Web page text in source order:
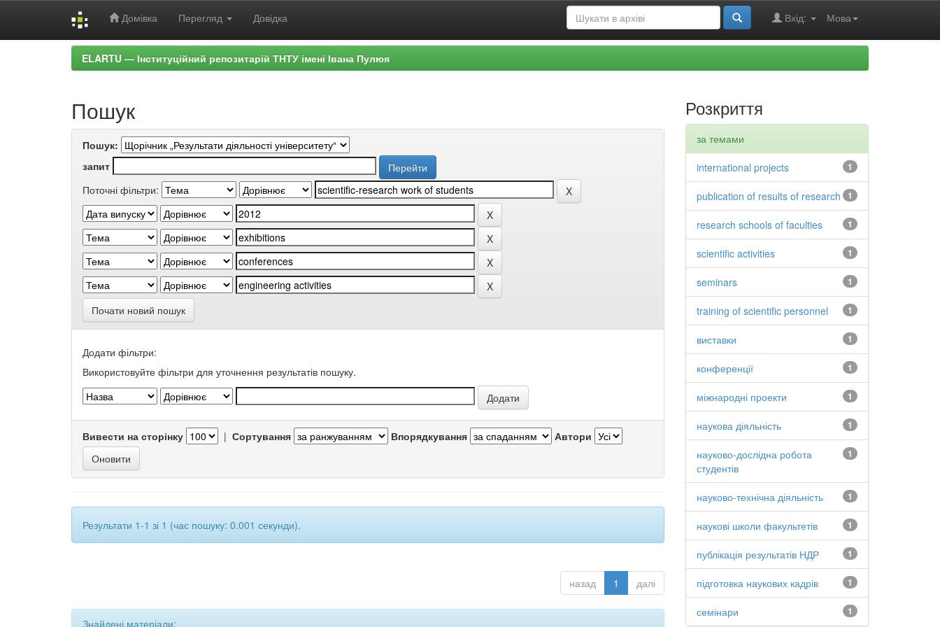
Домівка Перегляд Довідка Мова
Вхід:
ELARTU — Інституційний репозитарій ТНТУ імені Івана Пулюя
Пошук
Пошук:
запит
Поточні фільтри:
Почати новий пошук
Додати фільтри:
Використовуйте фільтри для уточнення результатів пошуку.
Вивести на сторінку | Сортування Впорядкування Автори
Результати 1-1 зі 1 (час пошуку: 0.001 секунди).
назад 1 далі
Знайдені матеріали:
Розкриття
за темами
1
international projects
1
publication of results of research
1
research schools of faculties
1
scientific activities
1
seminars
1
training of scientific personnel
1
виставки
1
конференції
1
міжнародні проекти
1
наукова діяльність
1
науково-дослідна робота
студентів
1
науково-технічна діяльність
1
наукові школи факультетів
1
публікація результатів НДР
1
підготовка наукових кадрів
1
семінари